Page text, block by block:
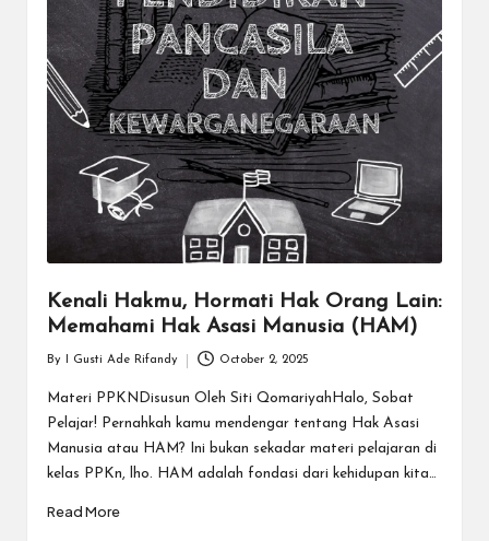
G
Kenali Hakmu, Hormati Hak Orang Lain:
Memahami Hak Asasi Manusia (HAM)
by
By I Gusti Ade Rifandy October 2, 2025
Materi PPKNDisusun Oleh Siti QomariyahHalo, Sobat
Pelajar! Pernahkah kamu mendengar tentang Hak Asasi
Manusia atau HAM? Ini bukan sekadar materi pelajaran di
kelas PPKn, lho. HAM adalah fondasi dari kehidupan kita…
Read More